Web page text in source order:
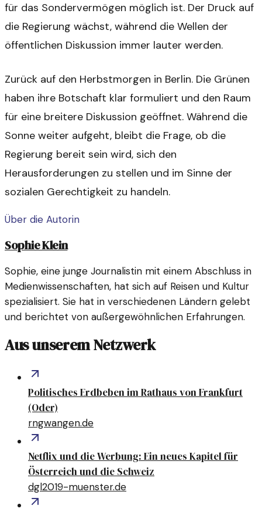
für das Sondervermögen möglich ist. Der Druck auf
die Regierung wächst, während die Wellen der
öffentlichen Diskussion immer lauter werden.
Zurück auf den Herbstmorgen in Berlin. Die Grünen
haben ihre Botschaft klar formuliert und den Raum
für eine breitere Diskussion geöffnet. Während die
Sonne weiter aufgeht, bleibt die Frage, ob die
Regierung bereit sein wird, sich den
Herausforderungen zu stellen und im Sinne der
sozialen Gerechtigkeit zu handeln.
Über die Autorin
Sophie Klein
Sophie, eine junge Journalistin mit einem Abschluss in
Medienwissenschaften, hat sich auf Reisen und Kultur
spezialisiert. Sie hat in verschiedenen Ländern gelebt
und berichtet von außergewöhnlichen Erfahrungen.
Aus unserem Netzwerk
Politisches Erdbeben im Rathaus von Frankfurt
(Oder)
rngwangen.de
Netflix und die Werbung: Ein neues Kapitel für
Österreich und die Schweiz
dgl2019-muenster.de